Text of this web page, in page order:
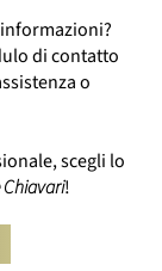
di contatto
o
scegli lo
!